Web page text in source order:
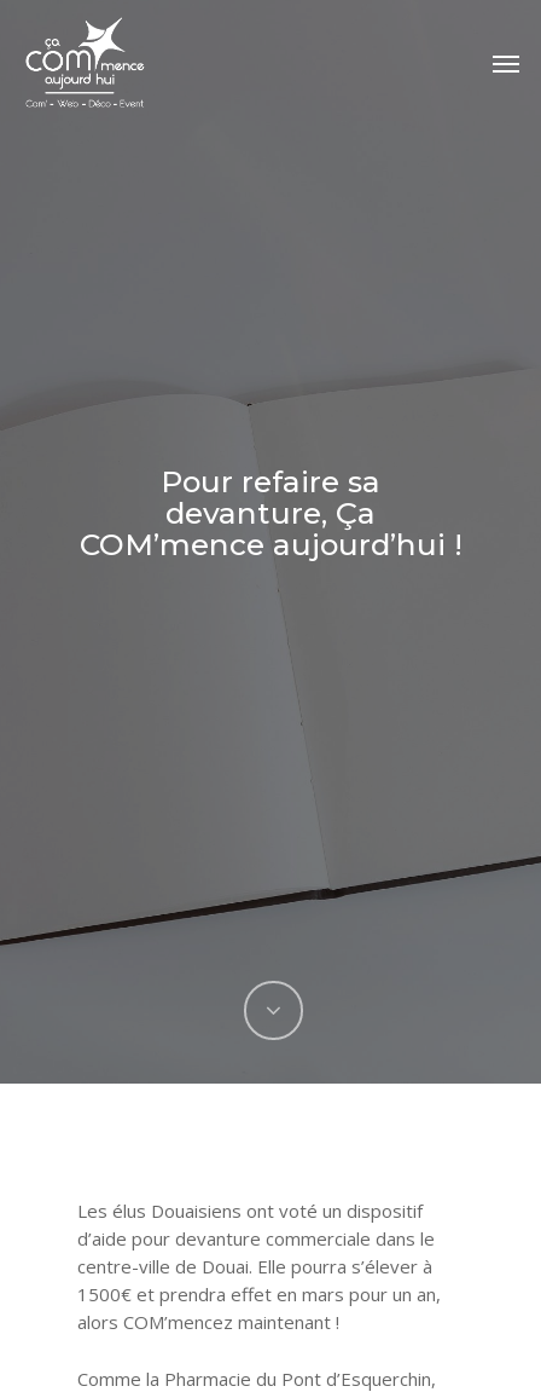
main
content
Pour refaire sa
devanture, Ça
COM’mence aujourd’hui !
Les élus Douaisiens ont voté un dispositif
d’aide pour devanture commerciale dans le
centre-ville de Douai. Elle pourra s’élever à
1500€ et prendra effet en mars pour un an,
alors COM’mencez maintenant !
Comme la Pharmacie du Pont d’Esquerchin,